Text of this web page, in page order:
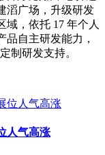
滔广场，升级研发
域，依托 17 年个人
自主研发能力，
制研发支持。
人气高涨